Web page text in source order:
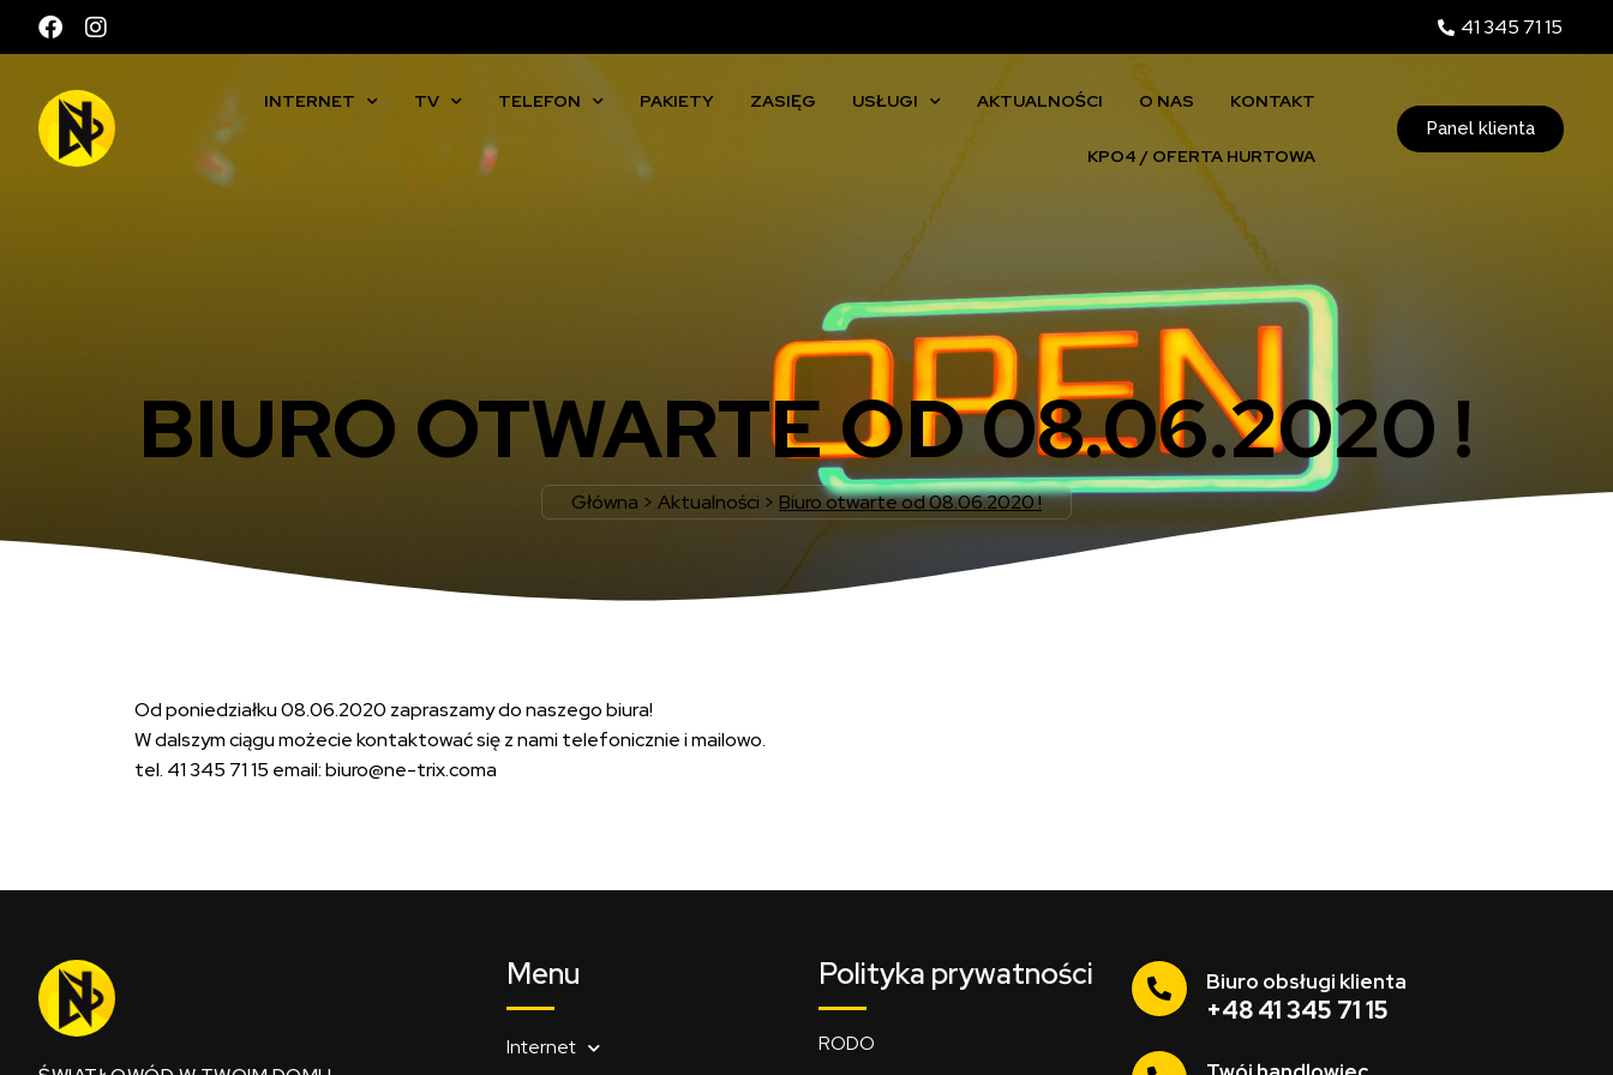
41 345 71 15
INTERNET TV TELEFON PAKIETY ZASIĘG USŁUGI AKTUALNOŚCI O NAS KONTAKT
KPO4 / OFERTA HURTOWA
Panel klienta
BIURO OTWARTE OD 08.06.2020 !
Główna > Aktualności > Biuro otwarte od 08.06.2020 !
Od poniedziałku 08.06.2020 zapraszamy do naszego biura!
W dalszym ciągu możecie kontaktować się z nami telefonicznie i mailowo.
tel. 41 345 71 15 email: biuro@ne-trix.coma
Menu
Internet
Polityka prywatności
RODO
Biuro obsługi klienta
+48 41 345 71 15